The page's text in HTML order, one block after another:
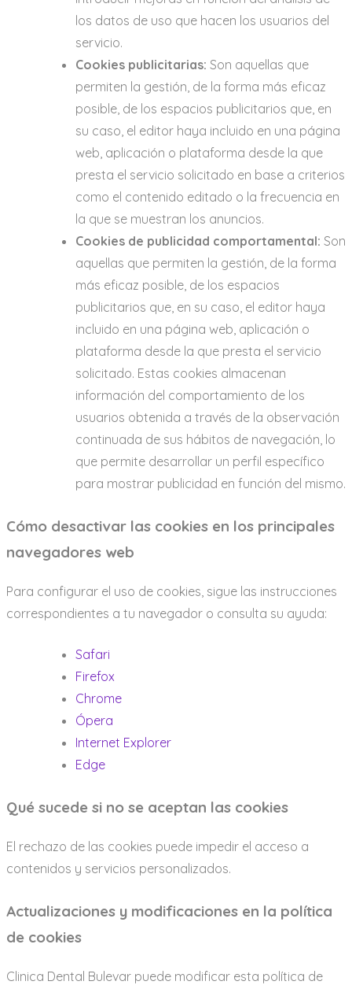
los datos de uso que hacen los usuarios del
servicio.
Cookies publicitarias: Son aquellas que
permiten la gestión, de la forma más eficaz
posible, de los espacios publicitarios que, en
su caso, el editor haya incluido en una página
web, aplicación o plataforma desde la que
presta el servicio solicitado en base a criterios
como el contenido editado o la frecuencia en
la que se muestran los anuncios.
Cookies de publicidad comportamental: Son
aquellas que permiten la gestión, de la forma
más eficaz posible, de los espacios
publicitarios que, en su caso, el editor haya
incluido en una página web, aplicación o
plataforma desde la que presta el servicio
solicitado. Estas cookies almacenan
información del comportamiento de los
usuarios obtenida a través de la observación
continuada de sus hábitos de navegación, lo
que permite desarrollar un perfil específico
para mostrar publicidad en función del mismo.
Cómo desactivar las cookies en los principales
navegadores web
Para configurar el uso de cookies, sigue las instrucciones
correspondientes a tu navegador o consulta su ayuda:
Safari
Firefox
Chrome
Ópera
Internet Explorer
Edge
Qué sucede si no se aceptan las cookies
El rechazo de las cookies puede impedir el acceso a
contenidos y servicios personalizados.
Actualizaciones y modificaciones en la política
de cookies
Clinica Dental Bulevar puede modificar esta política de